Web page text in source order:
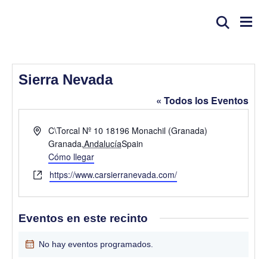
Sierra Nevada
« Todos los Eventos
D
e
c
c
ó
C\Torcal Nº 10 18196 Monachil (Granada)
Granada,AndalucíaSpain
Cómo llegar
W
b
i
t
e
https://www.carsierranevada.com/
Eventos en este recinto
A
No hay eventos programados.